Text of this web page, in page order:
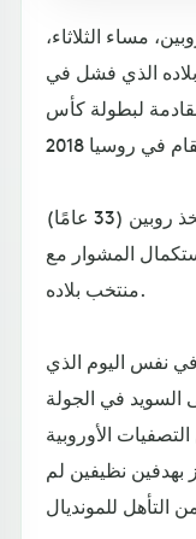
مساء الثلاثاء،
الذي فشل في
لبطولة كأس
ووفقًا لوسائل إعلام هولندية، فقد اتخذ روبين (33 عامًا)
المشوار مع
منتخب بلاده.
في نفس اليوم الذي
في الجولة
الأوروبية
بهدفين نظيفين لم